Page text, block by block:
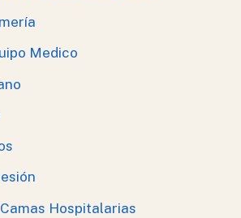
Medico
Hospitalarias